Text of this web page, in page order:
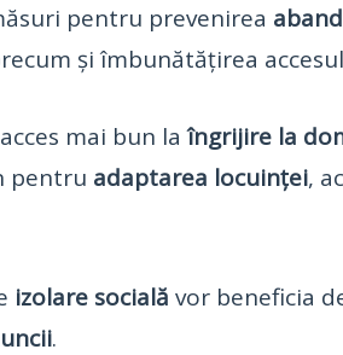
pentru prevenirea
și îmbunătățirea
mai bun laîngrijire la
pentru adaptarea locuinței,
izolare socială vor beneficia
.